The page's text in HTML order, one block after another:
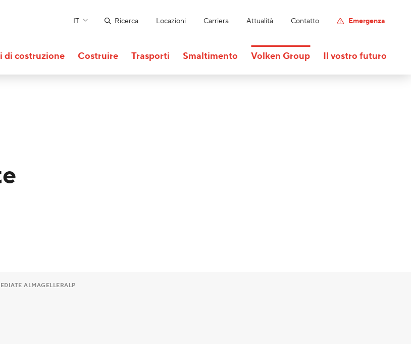
IT Ricerca Locazioni Carriera Attualità Contatto Emergenza
di costruzione Costruire Trasporti Smaltimento Volken Group Il vostro futuro
ALMAGELLERALP